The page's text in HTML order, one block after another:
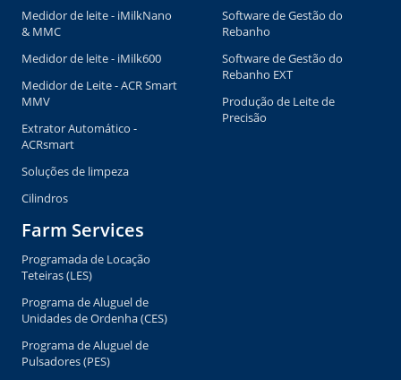
Medidor de leite - iMilkNano
& MMC
Medidor de leite - iMilk600
Medidor de Leite - ACR Smart
MMV
Extrator Automático -
ACRsmart
Soluções de limpeza
Cilindros
Software de Gestão do
Rebanho
Software de Gestão do
Rebanho EXT
Produção de Leite de
Precisão
Farm Services
Programada de Locação
Teteiras (LES)
Programa de Aluguel de
Unidades de Ordenha (CES)
Programa de Aluguel de
Pulsadores (PES)